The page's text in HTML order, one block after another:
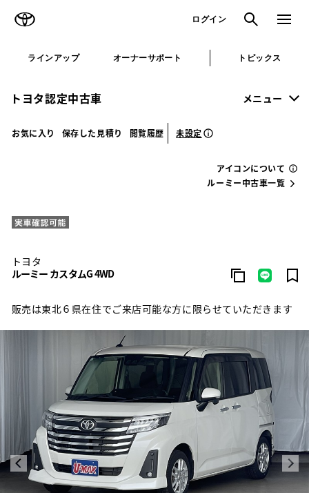
ログイン 検索 メニュ
ラインアップ オーナーサポート トピックス
トヨタ認定中古車 メニュー
お気に入り 保存した見積り 閲覧履歴 未設定
アイコンについて
ルーミー中古車一覧
トヨタ
ルーミー カスタムG 4WD
販売は東北６県在住でご来店可能な方に限らせていただきます